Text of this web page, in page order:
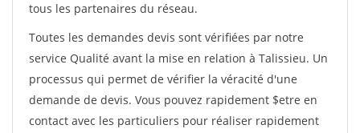
tous les partenaires du réseau.
Toutes les demandes devis sont vérifiées par notre
service Qualité avant la mise en relation à Talissieu. Un
processus qui permet de vérifier la véracité d'une
demande de devis. Vous pouvez rapidement $etre en
contact avec les particuliers pour réaliser rapidement